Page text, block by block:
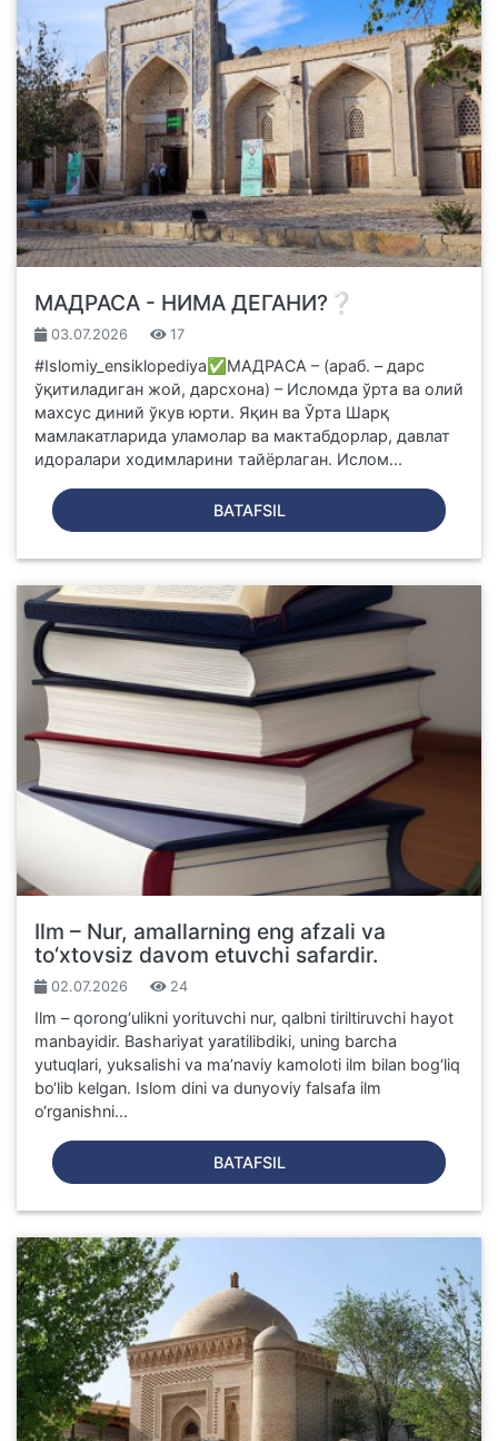
МАДРАСА - НИМА ДЕГАНИ?❔
03.07.2026 17
#Islomiy_ensiklopediya✅МАДРАСА – (араб. – дарс
ўқитиладиган жой, дарсхона) – Исломда ўрта ва олий
махсус диний ўкув юрти. Яқин ва Ўрта Шарқ
мамлакатларида уламолар ва мактабдорлар, давлат
идоралари ходимларини тайёрлаган. Ислом...
BATAFSIL
Ilm – Nur, amallarning eng afzali va
to‘xtovsiz davom etuvchi safardir.
02.07.2026 24
Ilm – qorong‘ulikni yorituvchi nur, qalbni tiriltiruvchi hayot
manbayidir. Bashariyat yaratilibdiki, uning barcha
yutuqlari, yuksalishi va ma’naviy kamoloti ilm bilan bog‘liq
bo‘lib kelgan. Islom dini va dunyoviy falsafa ilm
o‘rganishni...
BATAFSIL